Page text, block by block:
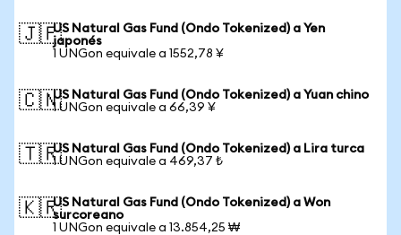
🇯🇵US Natural Gas Fund (Ondo Tokenized) a Yen
japonés
1 UNGon equivale a 1552,78 ¥
🇨🇳US Natural Gas Fund (Ondo Tokenized) a Yuan chino
1 UNGon equivale a 66,39 ¥
🇹🇷US Natural Gas Fund (Ondo Tokenized) a Lira turca
1 UNGon equivale a 469,37 ₺
🇰🇷US Natural Gas Fund (Ondo Tokenized) a Won
surcoreano
1 UNGon equivale a 13.854,25 ₩